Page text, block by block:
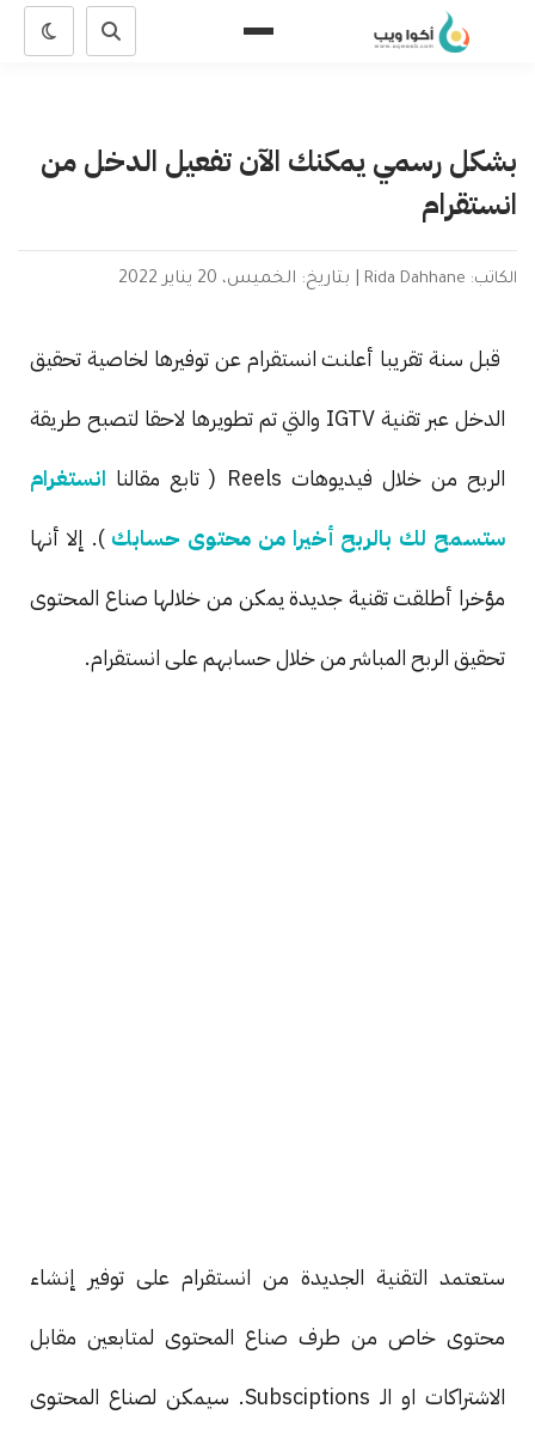
بشكل رسمي يمكنك الآن تفعيل الدخل من
انستقرام
الكاتب: Rida Dahhane بتاريخ: الخميس، 20 يناير 2022
قبل سنة تقريبا أعلنت انستقرام عن توفيرها لخاصية تحقيق
الدخل عبر تقنية IGTV والتي تم تطويرها لاحقا لتصبح طريقة
الربح من خلال فيديوهات Reels ( تابع مقالنا
انستغرام
ستسمح لك بالربح أخيرا من محتوى حسابك ). إلا أنها
مؤخرا أطلقت تقنية جديدة يمكن من خلالها صناع المحتوى
تحقيق الربح المباشر من خلال حسابهم على انستقرام.
ستعتمد التقنية الجديدة من انستقرام على توفير إنشاء
محتوى خاص من طرف صناع المحتوى لمتابعين مقابل
الاشتراكات او الـ Subsciptions. سيمكن لصناع المحتوى